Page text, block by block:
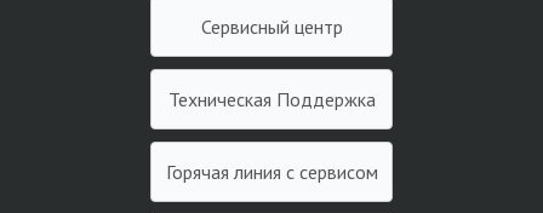
Сервисный центр
Техническая Поддержка
Горячая линия с сервисом